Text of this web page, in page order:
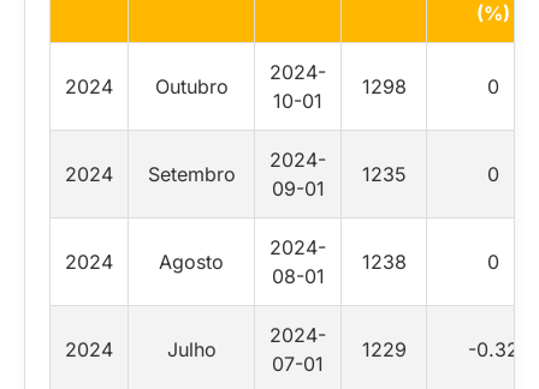
(%)
2024 Outubro
2024-
10-01
1298 0
2024 Setembro
2024-
09-01
1235 0
2024 Agosto
2024-
08-01
1238 0
2024 Julho
2024-
07-01
1229 -0.32